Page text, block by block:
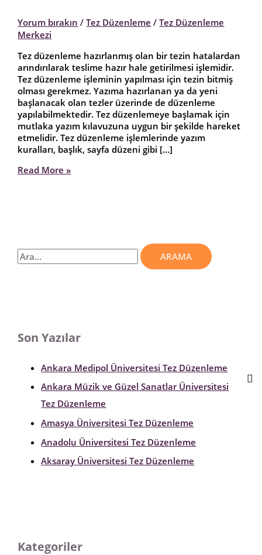
Yorum bırakın /Tez Düzenleme /Tez Düzenleme
Merkezi
Tez düzenleme hazırlanmış olan bir tezin hatalardan
arındırılarak teslime hazır hale getirilmesi işlemidir.
Tez düzenleme işleminin yapılması için tezin bitmiş
olması gerekmez. Yazıma hazırlanan ya da yeni
başlanacak olan tezler üzerinde de düzenleme
yapılabilmektedir. Tez düzenlemeye başlamak için
mutlaka yazım kılavuzuna uygun bir şekilde hareket
etmelidir. Tez düzenleme işlemlerinde yazım
kuralları, başlık, sayfa düzeni gibi […]
Read More »
Son Yazılar
Ankara Medipol Üniversitesi Tez Düzenleme
Ankara Müzik ve Güzel Sanatlar Üniversitesi
Tez Düzenleme
Amasya Üniversitesi Tez Düzenleme
Anadolu Üniversitesi Tez Düzenleme
Aksaray Üniversitesi Tez Düzenleme
Kategoriler